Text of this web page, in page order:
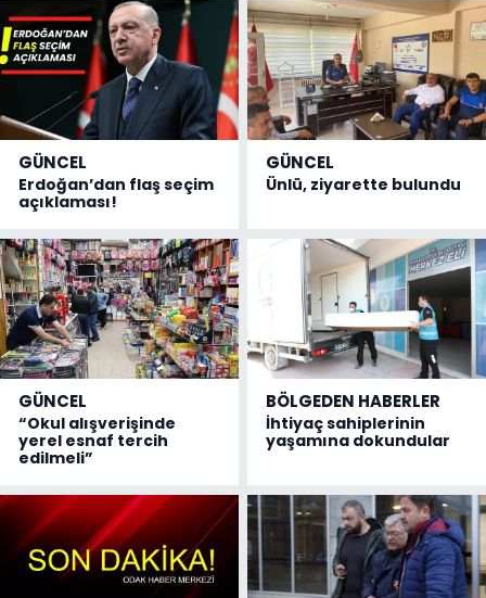
GÜNCEL
Erdoğan’dan flaş seçim
açıklaması!
GÜNCEL
Ünlü, ziyarette bulundu
GÜNCEL
“Okul alışverişinde
yerel esnaf tercih
edilmeli”
BÖLGEDEN HABERLER
İhtiyaç sahiplerinin
yaşamına dokundular